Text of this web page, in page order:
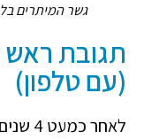
גשר המיתרים
תגובת ראש
(עם טלפון)